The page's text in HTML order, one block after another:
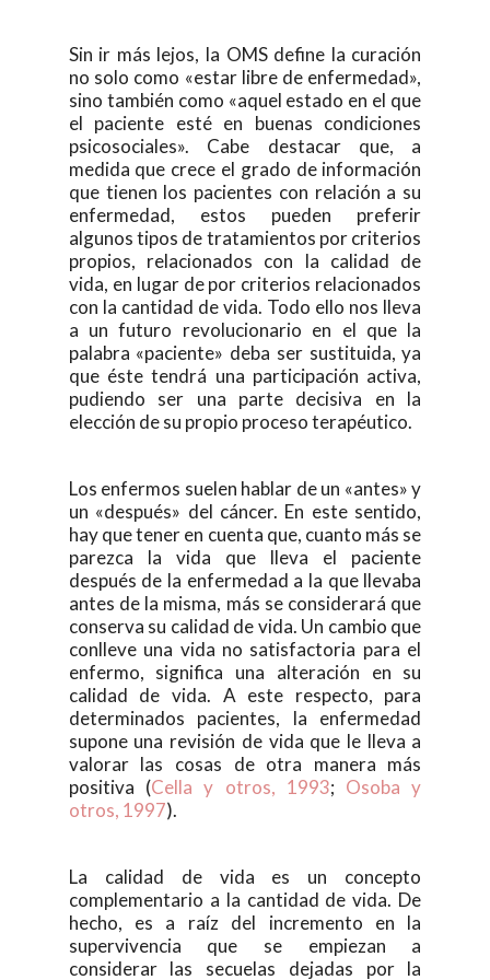
Sin ir más lejos, la OMS define la curación
no solo como «estar libre de enfermedad»,
sino también como «aquel estado en el que
el paciente esté en buenas condiciones
psicosociales». Cabe destacar que, a
medida que crece el grado de información
que tienen los pacientes con relación a su
enfermedad, estos pueden preferir
algunos tipos de tratamientos por criterios
propios, relacionados con la calidad de
vida, en lugar de por criterios relacionados
con la cantidad de vida. Todo ello nos lleva
a un futuro revolucionario en el que la
palabra «paciente» deba ser sustituida, ya
que éste tendrá una participación activa,
pudiendo ser una parte decisiva en la
elección de su propio proceso terapéutico.
Los enfermos suelen hablar de un «antes» y
un «después» del cáncer. En este sentido,
hay que tener en cuenta que, cuanto más se
parezca la vida que lleva el paciente
después de la enfermedad a la que llevaba
antes de la misma, más se considerará que
conserva su calidad de vida. Un cambio que
conlleve una vida no satisfactoria para el
enfermo, significa una alteración en su
calidad de vida. A este respecto, para
determinados pacientes, la enfermedad
supone una revisión de vida que le lleva a
valorar las cosas de otra manera más
positiva (Cella y otros, 1993; Osoba y
otros, 1997).
La calidad de vida es un concepto
complementario a la cantidad de vida. De
hecho, es a raíz del incremento en la
supervivencia que se empiezan a
considerar las secuelas dejadas por la